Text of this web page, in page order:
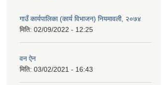
गाउँ कार्यपालिका (कार्य विभाजन) नियमावली, २०७४
मिति: 02/09/2022 - 12:25
वन ऐन
मिति: 03/02/2021 - 16:43